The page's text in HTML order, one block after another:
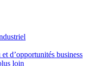
d’opportunités business
loin